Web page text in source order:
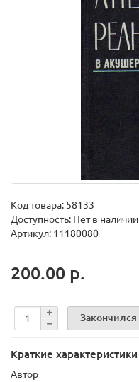
Код товара: 58133
Доступность: Нет в наличии
Артикул: 11180080
200.00 р.
Закончился
Краткие характеристики
Автор